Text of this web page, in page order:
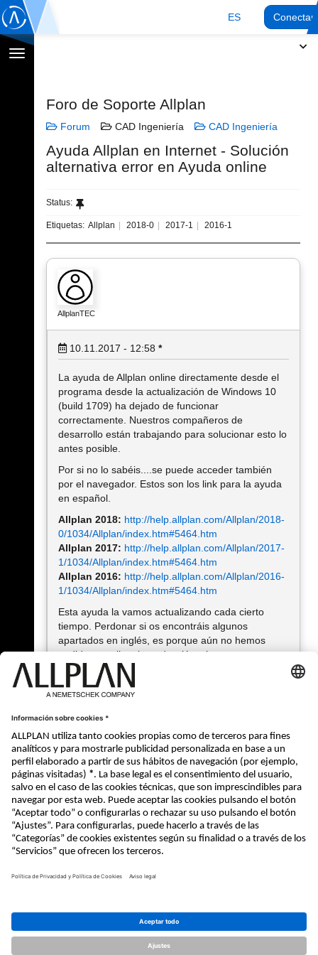
ES
Cambiar
Foro de Soporte Allplan
Forum CAD Ingeniería CAD Ingeniería
Ayuda Allplan en Internet - Solución
alternativa error en Ayuda online
Status:
Etiquetas: Allplan 2018-0 2017-1 2016-1
AllplanTEC
10.11.2017 - 12:58 *
La ayuda de Allplan online directamente desde el
programa desde la actualización de Windows 10
(build 1709) ha dejado de funcionar
correctamente. Nuestros compañeros de
desarrollo están trabajando para solucionar esto lo
antes posible.
Por si no lo sabéis....se puede acceder también
por el navegador. Estos son los link para la ayuda
en español.
Allplan 2018: http://help.allplan.com/Allplan/2018-
0/1034/Allplan/index.htm#5464.htm
Allplan 2017: http://help.allplan.com/Allplan/2017-
1/1034/Allplan/index.htm#5464.htm
Allplan 2016: http://help.allplan.com/Allplan/2016-
1/1034/Allplan/index.htm#5464.htm
Esta ayuda la vamos actualizando cada cierto
tiempo. Perdonar si os encontráis algunos
apartados en inglés, es porque aún no hemos
podido actualizar la traducción, si vuestro
navegador tiene un pluging de traducción (como
por ejemplo Google) podréis traducirlo y seguir los
pasos.
ALLPLAN SYSTEMS ESPAÑA, S.A.
« Atrás
© ALLPLAN Systems España, S.A ALLPLAN, un empresa del
Nemetschek